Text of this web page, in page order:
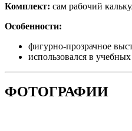
Комплект: сам рабочий
Особенности:
фигурно-прозрачное
использовался в
ФОТОГРАФИИ